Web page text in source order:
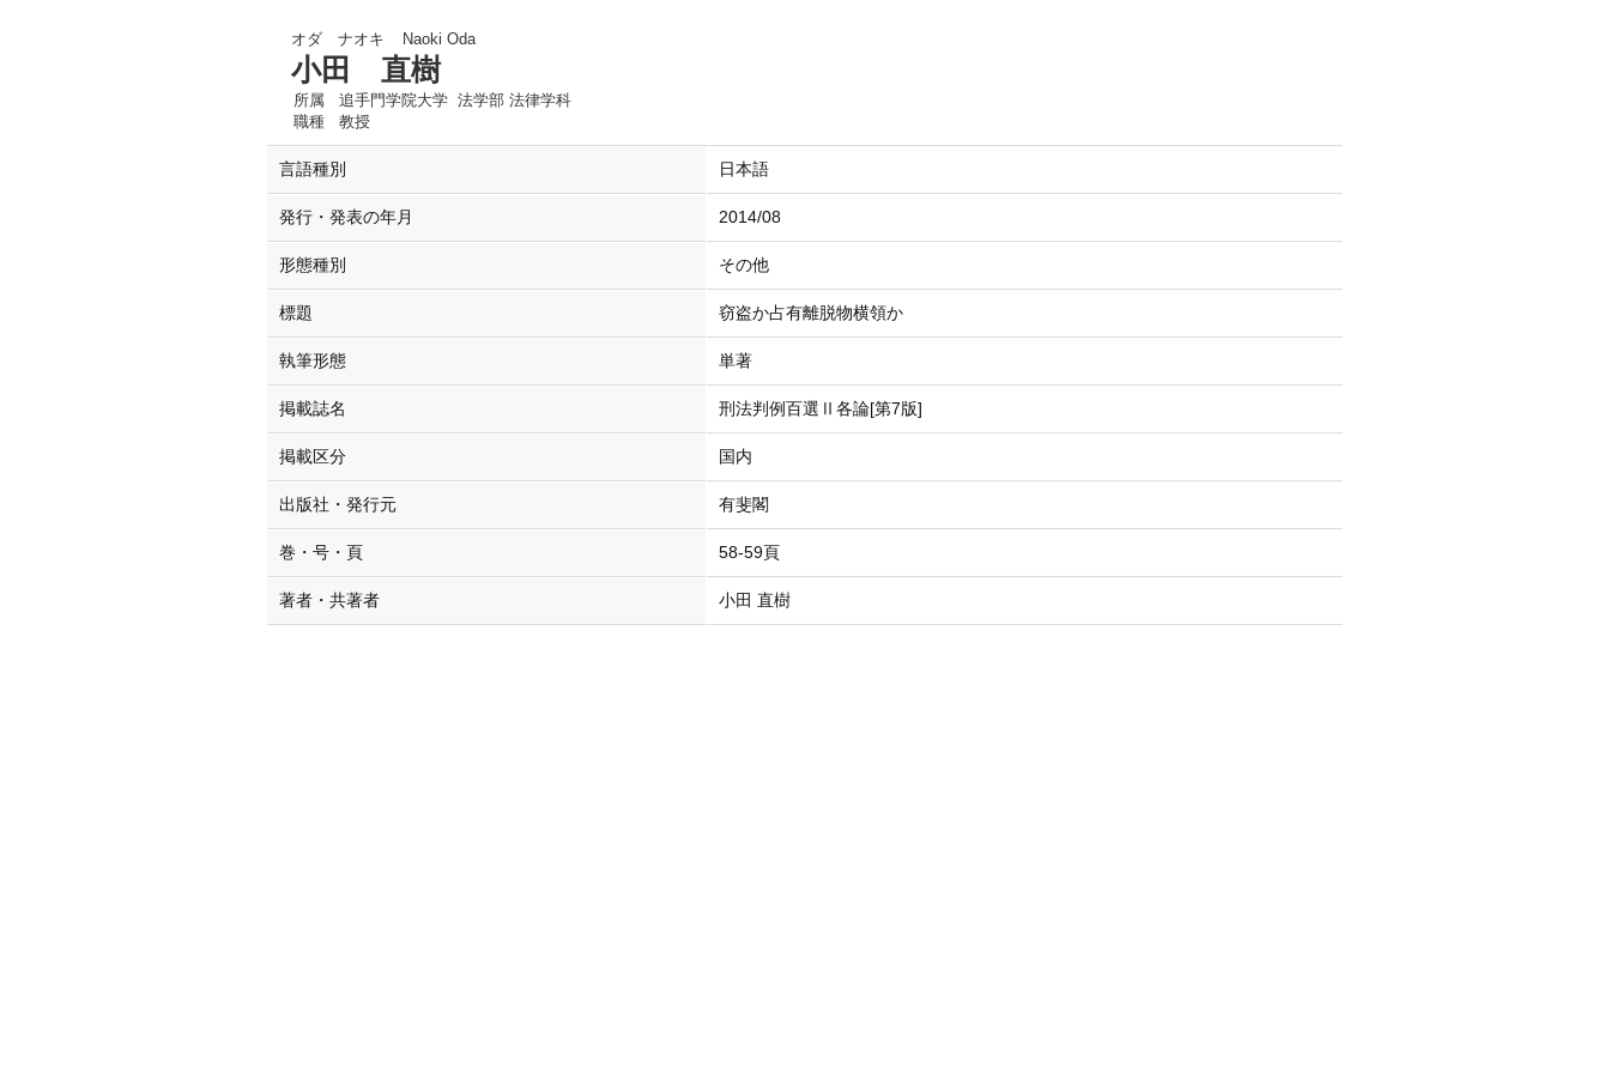
オダ ナオキ Naoki Oda
小田 直樹
所属
追手門学院大学 法学部 法律学科
職種
教授
言語種別 日本語
発行・発表の年月 2014/08
形態種別 その他
標題 窃盗か占有離脱物横領か
執筆形態 単著
掲載誌名 刑法判例百選Ⅱ各論[第7版]
掲載区分 国内
出版社・発行元 有斐閣
巻・号・頁 58-59頁
著者・共著者 小田 直樹